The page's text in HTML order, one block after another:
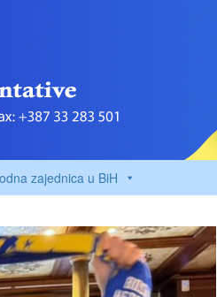
zajednica u BiH